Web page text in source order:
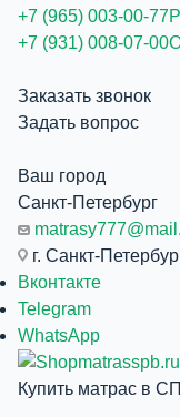
+7 (965) 003-00-77
+7 (931) 008-07-00
Заказать звонок
Задать вопрос
Ваш город
Санкт-Петербург
г. Санкт-
Вконтакте
Telegram
WhatsApp
Купить матрас в